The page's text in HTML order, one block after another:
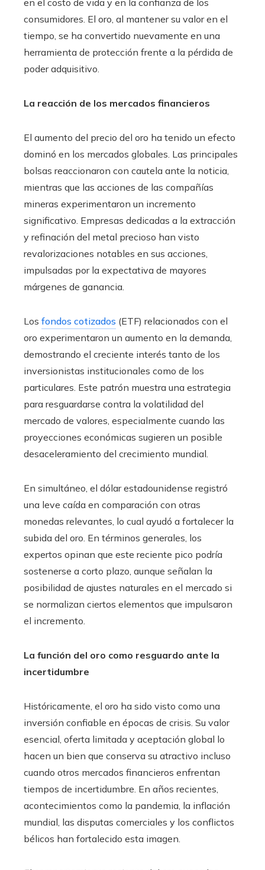
consumidores. El oro, al mantener su valor en el
tiempo, se ha convertido nuevamente en una
herramienta de protección frente a la pérdida de
poder adquisitivo.
La reacción de los mercados financieros
El aumento del precio del oro ha tenido un efecto
dominó en los mercados globales. Las principales
bolsas reaccionaron con cautela ante la noticia,
mientras que las acciones de las compañías
mineras experimentaron un incremento
significativo. Empresas dedicadas a la extracción
y refinación del metal precioso han visto
revalorizaciones notables en sus acciones,
impulsadas por la expectativa de mayores
márgenes de ganancia.
Los fondos cotizados (ETF) relacionados con el
oro experimentaron un aumento en la demanda,
demostrando el creciente interés tanto de los
inversionistas institucionales como de los
particulares. Este patrón muestra una estrategia
para resguardarse contra la volatilidad del
mercado de valores, especialmente cuando las
proyecciones económicas sugieren un posible
desaceleramiento del crecimiento mundial.
En simultáneo, el dólar estadounidense registró
una leve caída en comparación con otras
monedas relevantes, lo cual ayudó a fortalecer la
subida del oro. En términos generales, los
expertos opinan que este reciente pico podría
sostenerse a corto plazo, aunque señalan la
posibilidad de ajustes naturales en el mercado si
se normalizan ciertos elementos que impulsaron
el incremento.
La función del oro como resguardo ante la
incertidumbre
Históricamente, el oro ha sido visto como una
inversión confiable en épocas de crisis. Su valor
esencial, oferta limitada y aceptación global lo
hacen un bien que conserva su atractivo incluso
cuando otros mercados financieros enfrentan
tiempos de incertidumbre. En años recientes,
acontecimientos como la pandemia, la inflación
mundial, las disputas comerciales y los conflictos
bélicos han fortalecido esta imagen.